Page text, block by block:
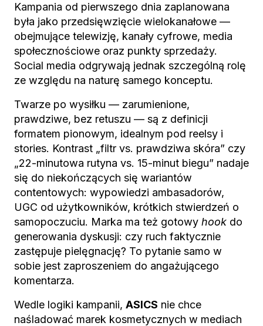
Kampania od pierwszego dnia zaplanowana
była jako przedsięwzięcie wielokanałowe —
obejmujące telewizję, kanały cyfrowe, media
społecznościowe oraz punkty sprzedaży.
Social media odgrywają jednak szczególną rolę
ze względu na naturę samego konceptu.
Twarze po wysiłku — zarumienione,
prawdziwe, bez retuszu — są z definicji
formatem pionowym, idealnym pod reelsy i
stories. Kontrast „filtr vs. prawdziwa skóra” czy
„22-minutowa rutyna vs. 15-minut biegu” nadaje
się do niekończących się wariantów
contentowych: wypowiedzi ambasadorów,
UGC od użytkowników, krótkich stwierdzeń o
samopoczuciu. Marka ma też gotowy hook do
generowania dyskusji: czy ruch faktycznie
zastępuje pielęgnację? To pytanie samo w
sobie jest zaproszeniem do angażującego
komentarza.
Wedle logiki kampanii, ASICS nie chce
naśladować marek kosmetycznych w mediach